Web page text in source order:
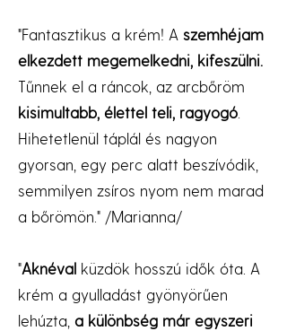
"Fantasztikus a krém! A szemhéjam
elkezdett megemelkedni, kifeszülni.
Tűnnek el a ráncok, az arcbőröm
kisimultabb, élettel teli, ragyogó
Hihetetlenül táplál és nagyon
gyorsan, egy perc alatt beszívódik,
semmilyen zsíros nyom nem marad
a bőrömön." /Marianna/
"Aknéval küzdök hosszú idők óta. A
krém a gyulladást gyönyörűen
lehúzta, a különbség már egyszeri